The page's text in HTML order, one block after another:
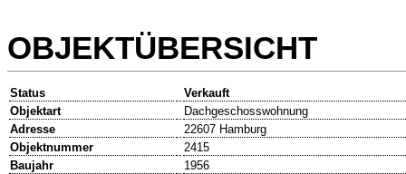
OBJEKTÜBERSICHT
Status
Verkauft
Objektart
Dachgeschosswohnung
Adresse
22607 Hamburg
Objektnummer
2415
Baujahr
1956